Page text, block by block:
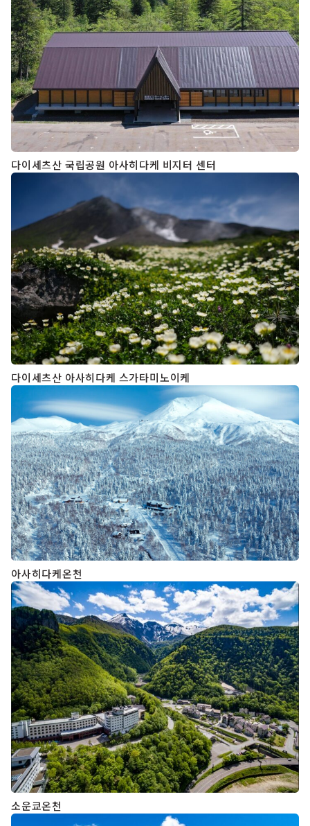
다이세츠산 국립공원 아사히다케 비지터 센터
다이세츠산 아사히다케 스가타미노이케
아사히다케온천
소운쿄온천